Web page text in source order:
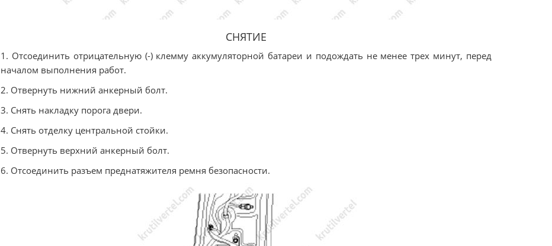
СНЯТИЕ
1. Отсоединить отрицательную (-) клемму аккумуляторной батареи и подождать не менее трех минут, перед
началом выполнения работ.
2. Отвернуть нижний анкерный болт.
3. Снять накладку порога двери.
4. Снять отделку центральной стойки.
5. Отвернуть верхний анкерный болт.
6. Отсоединить разъем преднатяжителя ремня безопасности.